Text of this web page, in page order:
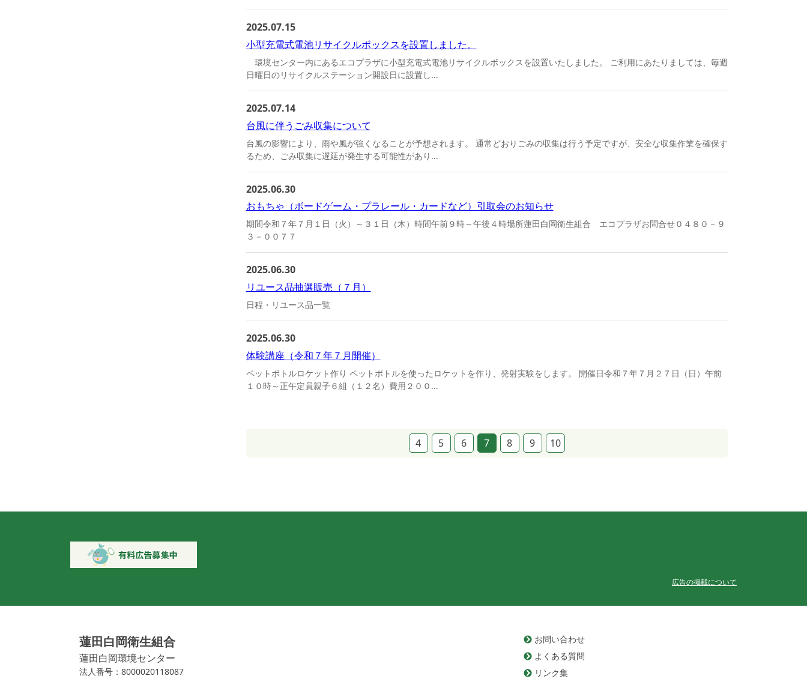
2025.07.15
小型充電式電池リサイクルボックスを設置しました。
環境センター内にあるエコプラザに小型充電式電池リサイクルボックスを設置いたしました。 ご利用にあたりましては、毎週
日曜日のリサイクルステーション開設日に設置し...
2025.07.14
台風に伴うごみ収集について
台風の影響により、雨や風が強くなることが予想されます。 通常どおりごみの収集は行う予定ですが、安全な収集作業を確保す
るため、ごみ収集に遅延が発生する可能性があり...
2025.06.30
おもちゃ（ボードゲーム・プラレール・カードなど）引取会のお知らせ
期間令和７年７月１日（火）～３１日（木）時間午前９時～午後４時場所蓮田白岡衛生組合 エコプラザお問合せ０４８０－９
３－００７７
2025.06.30
リユース品抽選販売（７月）
日程・リユース品一覧
2025.06.30
体験講座（令和７年７月開催）
ペットボトルロケット作り ペットボトルを使ったロケットを作り、発射実験をします。 開催日令和７年７月２７日（日）午前
１０時～正午定員親子６組（１２名）費用２００...
4 5 6 7 8 9 10
広告の掲載について
蓮田白岡衛生組合
蓮田白岡環境センター
法人番号：8000020118087
お問い合わせ
よくある質問
リンク集